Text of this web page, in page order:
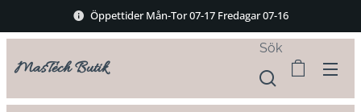
Öppettider Mån-Tor 07-17 Fredagar 07-16
MasTech Butik
Sök